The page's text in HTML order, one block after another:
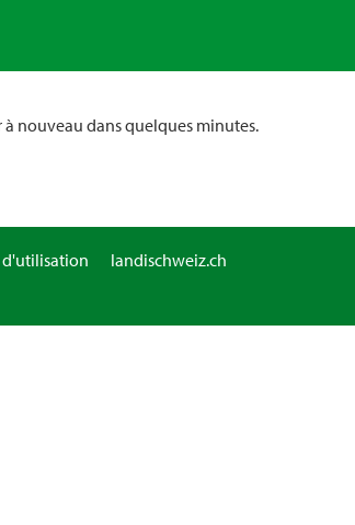
à nouveau dans quelques minutes.
landischweiz.ch